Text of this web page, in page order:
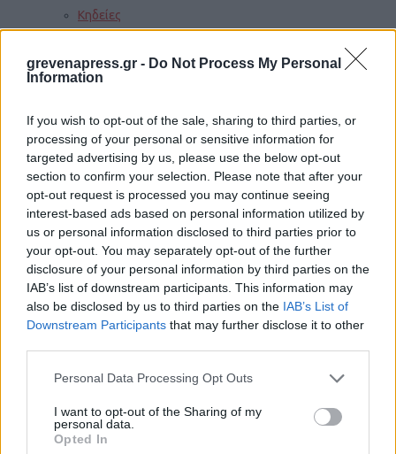
grevenapress.gr - Do Not Process My Personal
Information
If you wish to opt-out of the sale, sharing to third parties, or
processing of your personal or sensitive information for
targeted advertising by us, please use the below opt-out
section to confirm your selection. Please note that after your
opt-out request is processed you may continue seeing
interest-based ads based on personal information utilized by
us or personal information disclosed to third parties prior to
your opt-out. You may separately opt-out of the further
disclosure of your personal information by third parties on the
IAB’s list of downstream participants. This information may
also be disclosed by us to third parties on the IAB’s List of
Downstream Participants that may further disclose it to other
Personal Data Processing Opt Outs
I want to opt-out of the Sharing of my
personal data.
Opted In
Κηδείες
Καιρός
Φαρμακεία
Φωτιές
Τροχαία
Σεισμοί
Αποστάσεις